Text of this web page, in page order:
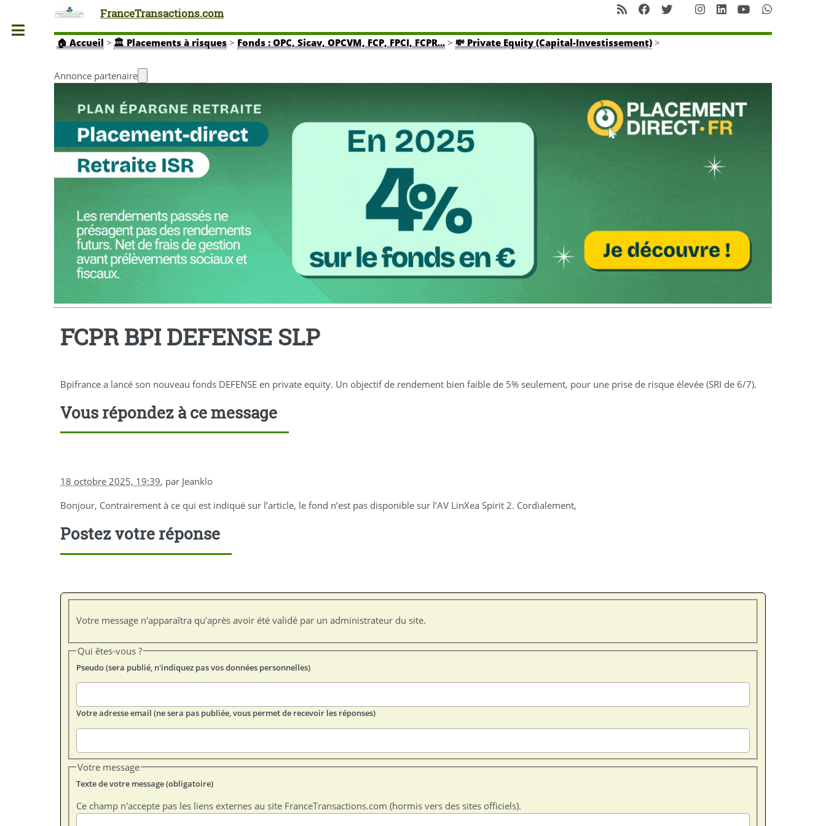
FranceTransactions.com
🏠 Accueil > 🏛️ Placements à risques > Fonds : OPC, Sicav, OPCVM, FCP, FPCI, FCPR...> 💸 Private Equity (Capital-Investissement)>
Annonce partenaire
FCPR BPI DEFENSE SLP
Bpifrance a lancé son nouveau fonds DEFENSE en private equity. Un objectif de rendement bien faible de 5% seulement, pour une prise de risque élevée (SRI de 6/7).
Vous répondez à ce message
18 octobre 2025, 19:39, par Jeanklo
Bonjour, Contrairement à ce qui est indiqué sur l’article, le fond n’est pas disponible sur l’AV LinXea Spirit 2. Cordialement,
Postez votre réponse
Votre message n'apparaîtra qu'après avoir été validé par un administrateur du site.
Qui êtes-vous ?
Pseudo (sera publié, n'indiquez pas vos données personnelles)
Votre adresse email (ne sera pas publiée, vous permet de recevoir les réponses)
Votre message
Texte de votre message (obligatoire)
Ce champ n'accepte pas les liens externes au site FranceTransactions.com (hormis vers des sites officiels).
Toggle